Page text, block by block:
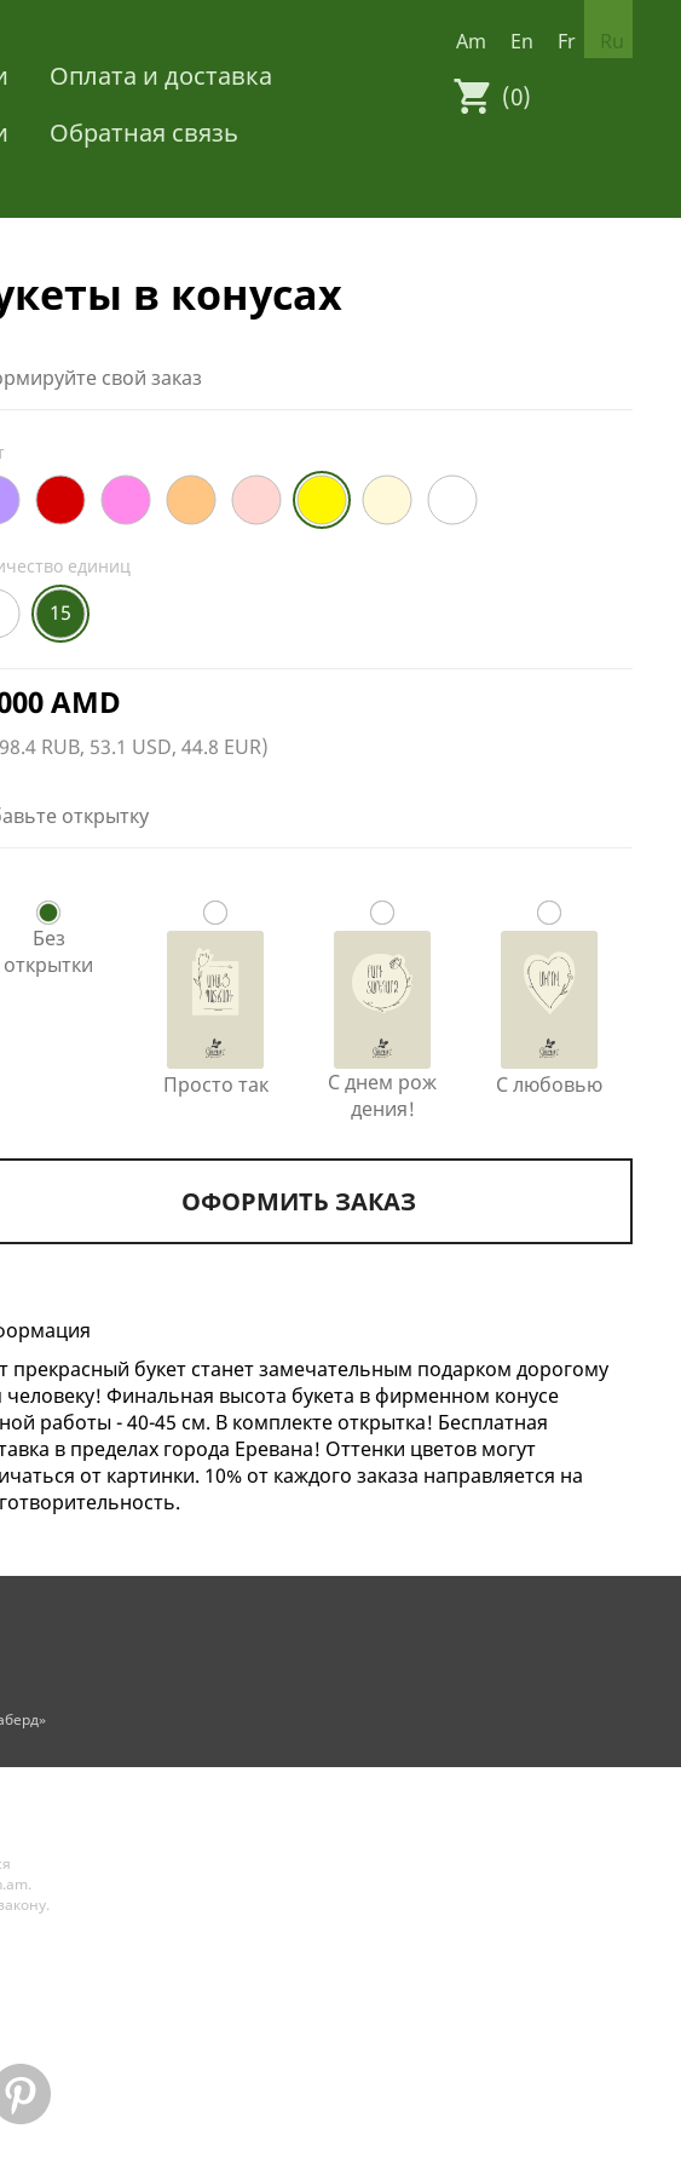
Оплата и доставка
Обратная связь
Am En Fr Ru
(0)
в конусах
свой заказ
единиц
15
AMD
RUB, 53.1 USD, 44.8 EUR)
открытку
Без
открытки
Просто так
С днем рож
дения!
С любовью
ОФОРМИТЬ ЗАКАЗ
прекрасный букет станет замечательным подарком дорогому
человеку! Финальная высота букета в фирменном конусе
работы - 40-45 см. В комплекте открытка! Бесплатная
в пределах города Еревана! Оттенки цветов могут
от картинки. 10% от каждого заказа направляется на